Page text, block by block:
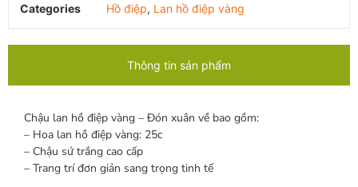
Categories
Hồ điệp, Lan hồ điệp vàng
Thông tin sản phẩm
Chậu lan hồ điệp vàng – Đón xuân về bao gồm:
– Hoa lan hồ điệp vàng: 25c
– Chậu sứ trắng cao cấp
– Trang trí đơn giản sang trọng tinh tế